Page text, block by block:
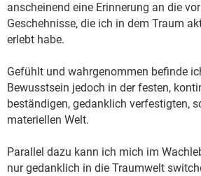
anscheinend eine Erinnerung an die
Geschehnisse, die ich in dem Traum
erlebt habe.
Gefühlt und wahrgenommen befinde
Bewusstsein jedoch in der festen,
beständigen, gedanklich verfestigten,
materiellen Welt.
Parallel dazu kann ich mich im
nur gedanklich in die Traumwelt